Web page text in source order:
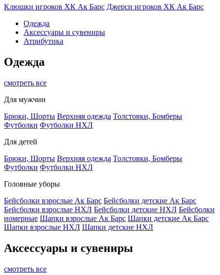
Клюшки игроков ХК Ак Барс Джерси игроков ХК Ак Барс
Одежда
Аксессуары и сувениры
Атрибутика
Одежда
смотреть все
Для мужчин
Брюки, Шорты Верхняя одежда Толстовки, Бомберы
Футболки Футболки НХЛ
Для детей
Брюки, Шорты Верхняя одежда Толстовки, Бомберы
Футболки Футболки НХЛ
Головные уборы
Бейсболки взрослые Ак Барс Бейсболки детские Ак Барс
Бейсболки взрослые НХЛ Бейсболки детские НХЛ Бейсболки
номерные Шапки взрослые Ак Барс Шапки детские Ак Барс
Шапки взрослые НХЛ Шапки детские НХЛ
Аксессуары и сувениры
смотреть все